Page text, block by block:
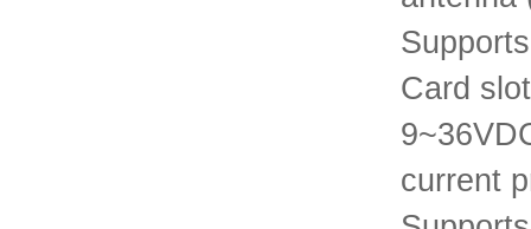
Card
current